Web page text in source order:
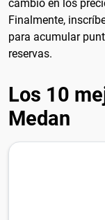
cambio en los
Finalmente,
para acumular
reservas.
Los 10
Medan